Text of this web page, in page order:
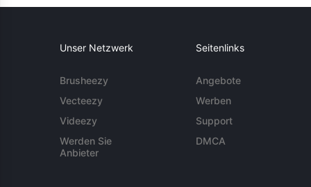
Unser Netzwerk
Brusheezy
Vecteezy
Videezy
Werden Sie
Anbieter
Seitenlinks
Angebote
Werben
Support
DMCA